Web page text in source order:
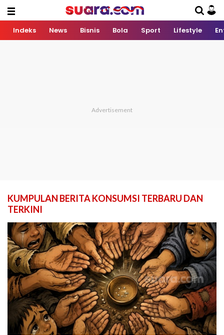
Indeks News Bisnis Bola Sport Lifestyle
KUMPULAN BERITA KONSUMSI TERBARU DAN
TERKINI